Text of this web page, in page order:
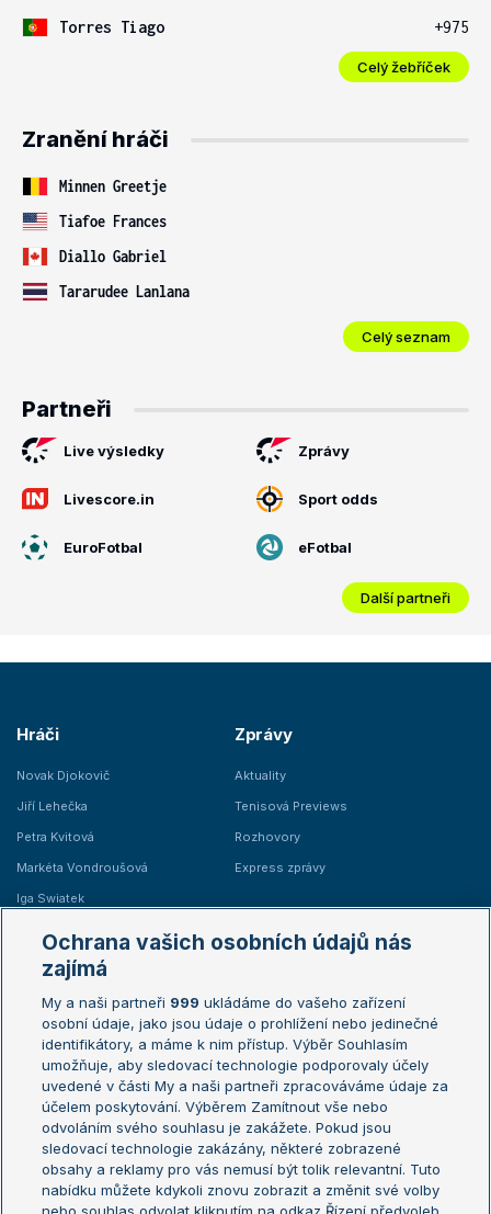
Torres Tiago
+975
Celý žebříček
Zranění hráči
Minnen Greetje
Tiafoe Frances
Diallo Gabriel
Tararudee Lanlana
Celý seznam
Partneři
Live výsledky Zprávy
Livescore.in Sport odds
EuroFotbal eFotbal
Další partneři
Hráči
Novak Djokovič
Jiří Lehečka
Petra Kvitová
Markéta Vondroušová
Iga Swiatek
Zprávy
Aktuality
Tenisová Previews
Rozhovory
Express zprávy
Žebříčky
Žebříček ATP (muži)
Žebříček WTA (ženy)
Sázkařský žebříček
Australian Open
French Open
Wimbledon
US Open
Turnaj mistrů
Turnaj mistryň
Aktualní trendy
Ochrana vašich osobních údajů nás
zajímá
My a naši partneři 999 ukládáme do vašeho zařízení
osobní údaje, jako jsou údaje o prohlížení nebo jedinečné
identifikátory, a máme k nim přístup. Výběr Souhlasím
umožňuje, aby sledovací technologie podporovaly účely
uvedené v části My a naši partneři zpracováváme údaje za
účelem poskytování. Výběrem Zamítnout vše nebo
odvoláním svého souhlasu je zakážete. Pokud jsou
sledovací technologie zakázány, některé zobrazené
obsahy a reklamy pro vás nemusí být tolik relevantní. Tuto
nabídku můžete kdykoli znovu zobrazit a změnit své volby